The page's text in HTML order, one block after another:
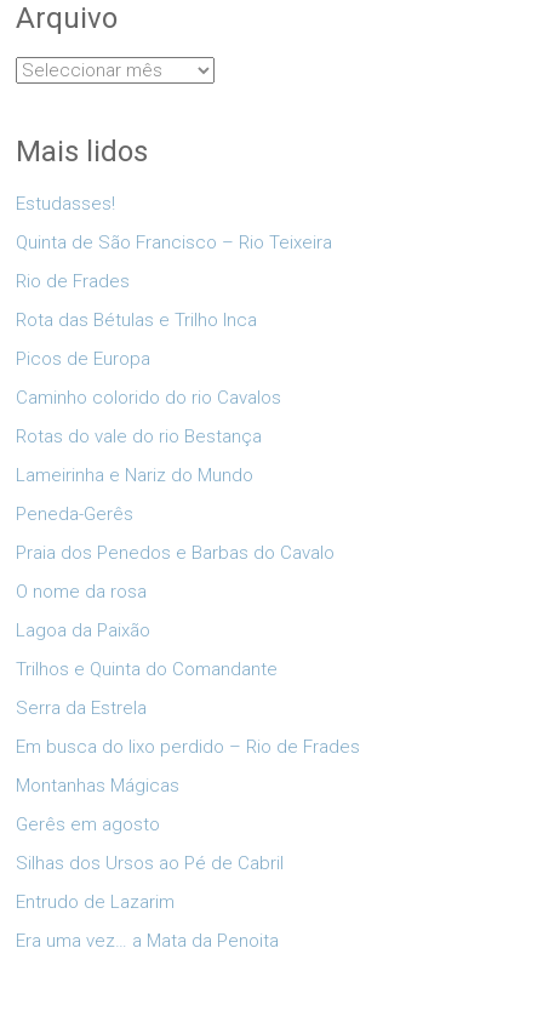
Arquivo
Arquivo
Mais lidos
Estudasses!
Quinta de São Francisco – Rio Teixeira
Rio de Frades
Rota das Bétulas e Trilho Inca
Picos de Europa
Caminho colorido do rio Cavalos
Rotas do vale do rio Bestança
Lameirinha e Nariz do Mundo
Peneda-Gerês
Praia dos Penedos e Barbas do Cavalo
O nome da rosa
Lagoa da Paixão
Trilhos e Quinta do Comandante
Serra da Estrela
Em busca do lixo perdido – Rio de Frades
Montanhas Mágicas
Gerês em agosto
Silhas dos Ursos ao Pé de Cabril
Entrudo de Lazarim
Era uma vez… a Mata da Penoita